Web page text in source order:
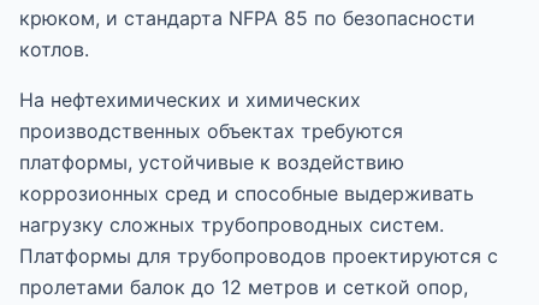
крюком, и стандарта NFPA 85 по безопасности
котлов.
На нефтехимических и химических
производственных объектах требуются
платформы, устойчивые к воздействию
коррозионных сред и способные выдерживать
нагрузку сложных трубопроводных систем.
Платформы для трубопроводов проектируются с
пролетами балок до 12 метров и сеткой опор,